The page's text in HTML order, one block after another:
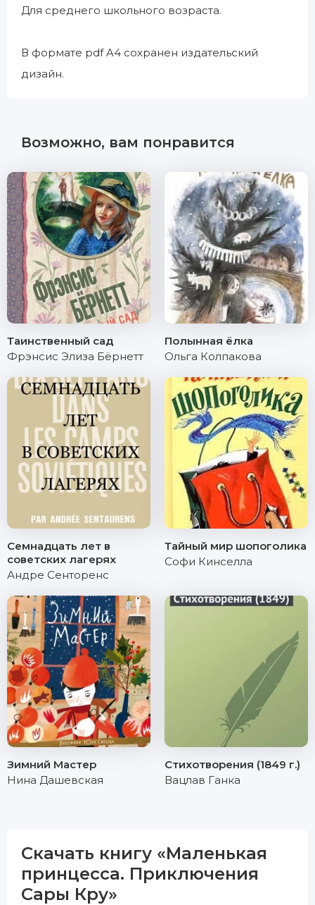
Для среднего школьного возраста.
В формате pdf A4 сохранен издательский
дизайн.
Возможно, вам понравится
Таинственный сад
Фрэнсис Элиза Бёрнетт
Полынная ёлка
Ольга Колпакова
Семнадцать лет в
советских лагерях
Андре Сенторенс
Тайный мир шопоголика
Софи Кинселла
Зимний Мастер
Нина Дашевская
Стихотворения (1849 г.)
Вацлав Ганка
Скачать книгу «Маленькая
принцесса. Приключения
Сары Кру»